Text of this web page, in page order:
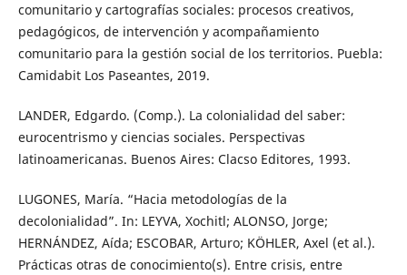
comunitario y cartografías sociales: procesos creativos,
pedagógicos, de intervención y acompañamiento
comunitario para la gestión social de los territorios. Puebla:
Camidabit Los Paseantes, 2019.
LANDER, Edgardo. (Comp.). La colonialidad del saber:
eurocentrismo y ciencias sociales. Perspectivas
latinoamericanas. Buenos Aires: Clacso Editores, 1993.
LUGONES, María. “Hacia metodologías de la
decolonialidad”. In: LEYVA, Xochitl; ALONSO, Jorge;
HERNÁNDEZ, Aída; ESCOBAR, Arturo; KÖHLER, Axel (et al.).
Prácticas otras de conocimiento(s). Entre crisis, entre